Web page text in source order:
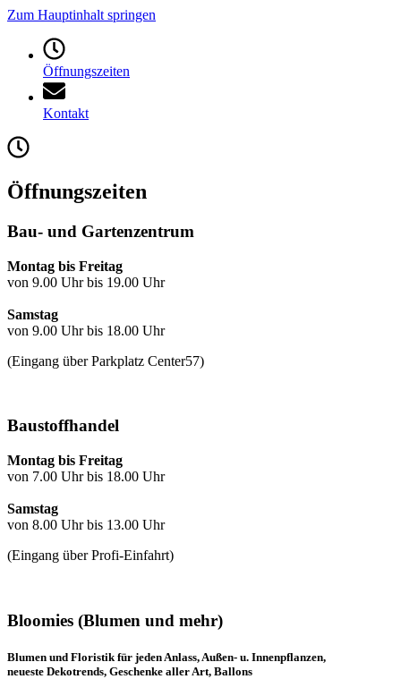
Zum Hauptinhalt springen
Öffnungszeiten
Kontakt
Öffnungszeiten
Bau- und Gartenzentrum
Montag bis Freitag
von 9.00 Uhr bis 19.00 Uhr
Samstag
von 9.00 Uhr bis 18.00 Uhr
(Eingang über Parkplatz Center57)
Baustoffhandel
Montag bis Freitag
von 7.00 Uhr bis 18.00 Uhr
Samstag
von 8.00 Uhr bis 13.00 Uhr
(Eingang über Profi-Einfahrt)
Bloomies (Blumen und mehr)
Blumen und Floristik für jeden Anlass, Außen- u. Innenpflanzen,
neueste Dekotrends, Geschenke aller Art, Ballons